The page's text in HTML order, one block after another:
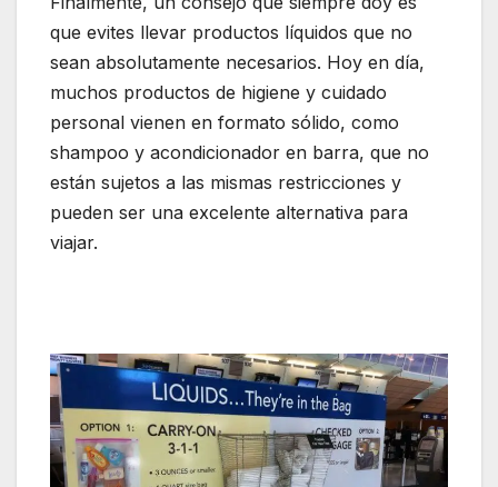
que evites llevar productos líquidos que no
sean absolutamente necesarios. Hoy en día,
muchos productos de higiene y cuidado
personal vienen en formato sólido, como
shampoo y acondicionador en barra, que no
están sujetos a las mismas restricciones y
pueden ser una excelente alternativa para
viajar.